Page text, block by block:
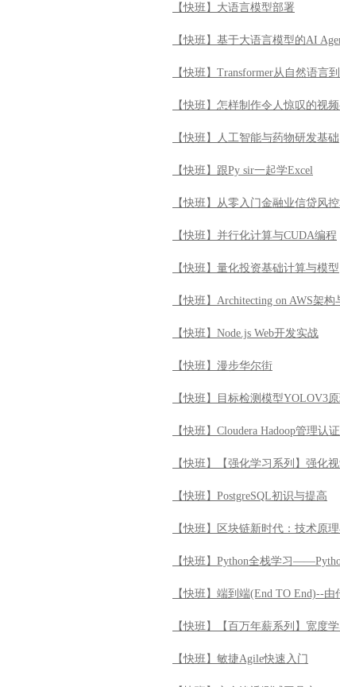
【快班】大语言模型部署
【快班】基于大语言模型的AI
【快班】Transformer从自然语言
【快班】怎样制作令人惊叹的视
【快班】人工智能与药物研发基础
【快班】跟Py sir一起学Excel
【快班】从零入门金融业信贷风
【快班】并行化计算与CUDA编程
【快班】量化投资基础计算与模型
【快班】Architecting on AWS架构
【快班】Node.js Web开发实战
【快班】漫步华尔街
【快班】目标检测模型YOLOV3
【快班】Cloudera Hadoop管理认
【快班】【强化学习系列】强化
【快班】PostgreSQL初识与提高
【快班】区块链新时代：技术原
【快班】Python全栈学习
【快班】端到端(End TO End)--
【快班】【百万年薪系列】宽度
【快班】敏捷Agile快速入门